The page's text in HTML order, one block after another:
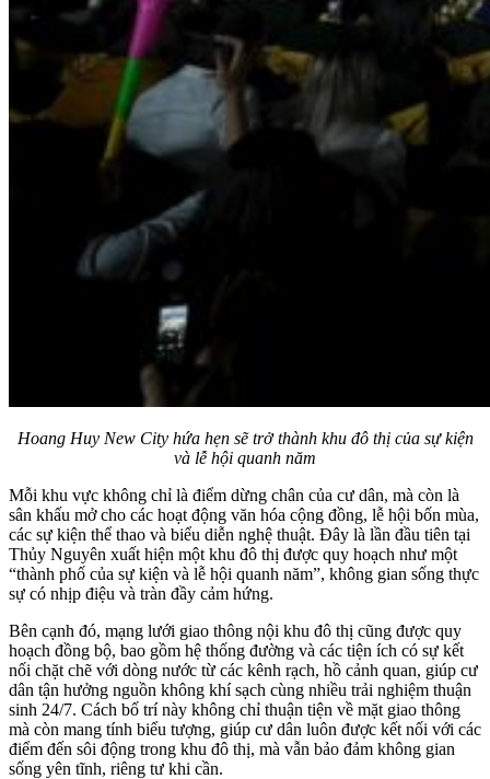
Hoang Huy New City hứa hẹn sẽ trở thành khu đô thị của sự kiện
và lễ hội quanh năm
Mỗi khu vực không chỉ là điểm dừng chân của cư dân, mà còn là
sân khấu mở cho các hoạt động văn hóa cộng đồng, lễ hội bốn mùa,
các sự kiện thể thao và biểu diễn nghệ thuật. Đây là lần đầu tiên tại
Thủy Nguyên xuất hiện một khu đô thị được quy hoạch như một
“thành phố của sự kiện và lễ hội quanh năm”, không gian sống thực
sự có nhịp điệu và tràn đầy cảm hứng.
Bên cạnh đó, mạng lưới giao thông nội khu đô thị cũng được quy
hoạch đồng bộ, bao gồm hệ thống đường và các tiện ích có sự kết
nối chặt chẽ với dòng nước từ các kênh rạch, hồ cảnh quan, giúp cư
dân tận hưởng nguồn không khí sạch cùng nhiều trải nghiệm thuận
sinh 24/7. Cách bố trí này không chỉ thuận tiện về mặt giao thông
mà còn mang tính biểu tượng, giúp cư dân luôn được kết nối với các
điểm đến sôi động trong khu đô thị, mà vẫn bảo đảm không gian
sống yên tĩnh, riêng tư khi cần.